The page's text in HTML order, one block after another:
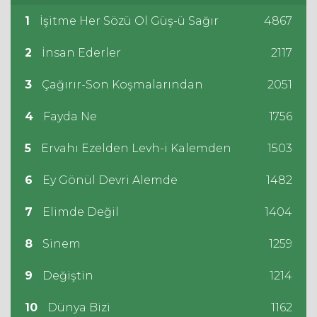
1 İşitme Her Sözü Ol Güş-ü Sağır 4867
2 İnsan Ederler 2117
3 Çağırır-Son Koşmalarından 2051
4 Fayda Ne 1756
5 Ervahı Ezelden Levh-i Kalemden 1503
6 Ey Gönül Devri Alemde 1482
7 Elimde Değil 1404
8 Sinem 1259
9 Değiştin 1214
10 Dünya Bizi 1162